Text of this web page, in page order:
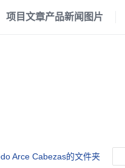
项目文章产品新闻 图片
Arce Cabezas的文件夹